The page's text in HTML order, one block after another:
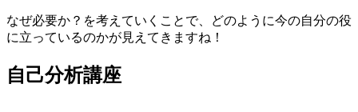
なぜ必要か？を考えていくことで、どのように今の自分の役
に立っているのかが見えてきますね！
自己分析講座